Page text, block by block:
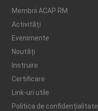
Membrii ACAP RM
Activităţi
Evenimente
Noutăți
Instruire
Certificare
Link-uri utile
Politica de confidențialitate